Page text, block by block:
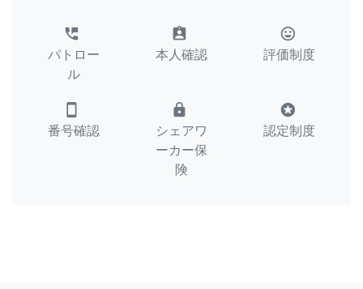
perm_phone_msg
パトロー
ル
assignment_ind
本人確認
tag_faces
評価制度
smartphone
番号確認
lock
シェアワ
ーカー保
険
stars
認定制度